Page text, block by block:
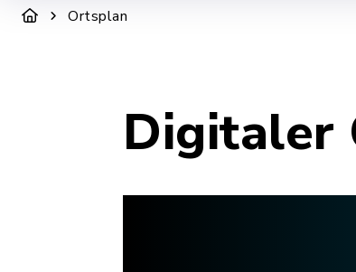
Ortsplan
Digitaler